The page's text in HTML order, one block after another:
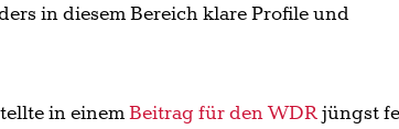
in diesem Bereich klare Profile und
in einemBeitrag für den WDRjüngst